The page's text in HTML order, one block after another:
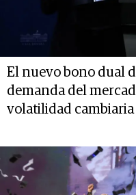
El nuevo bono dual
demanda del
volatilidad cambiaria